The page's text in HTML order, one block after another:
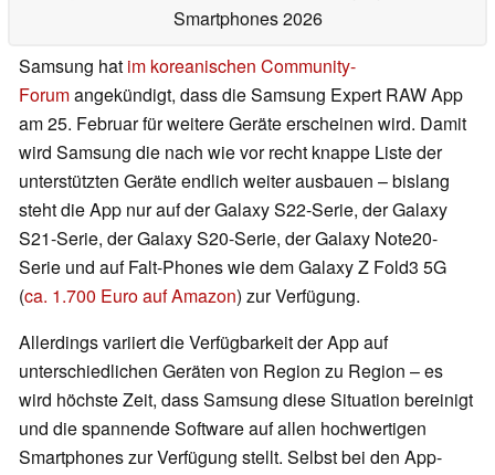
Smartphones 2026
Samsung hat im koreanischen Community-
Forumangekündigt, dass die Samsung Expert RAW App
am 25. Februar für weitere Geräte erscheinen wird. Damit
wird Samsung die nach wie vor recht knappe Liste der
unterstützten Geräte endlich weiter ausbauen – bislang
steht die App nur auf der Galaxy S22-Serie, der Galaxy
S21-Serie, der Galaxy S20-Serie, der Galaxy Note20-
Serie und auf Falt-Phones wie dem Galaxy Z Fold3 5G
(ca. 1.700 Euro auf Amazon) zur Verfügung.
Allerdings variiert die Verfügbarkeit der App auf
unterschiedlichen Geräten von Region zu Region – es
wird höchste Zeit, dass Samsung diese Situation bereinigt
und die spannende Software auf allen hochwertigen
Smartphones zur Verfügung stellt. Selbst bei den App-